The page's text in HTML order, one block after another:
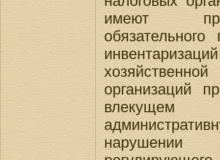
имеют
организаций
влекущем
нарушении